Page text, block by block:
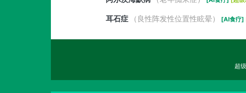
耳石症 （良性阵发性位置性眩晕） [AI食疗]
超